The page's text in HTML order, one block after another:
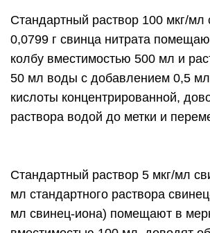
Стандартный раствор 100 мкг/мл
0,0799 г свинца нитрата
колбу вместимостью 500 мл и
50 мл воды с добавлением 0,5 мл
кислоты концентрированной,
раствора водой до метки и
Стандартный раствор 5 мкг/мл
мл стандартного раствора
мл свинец-иона) помещают в